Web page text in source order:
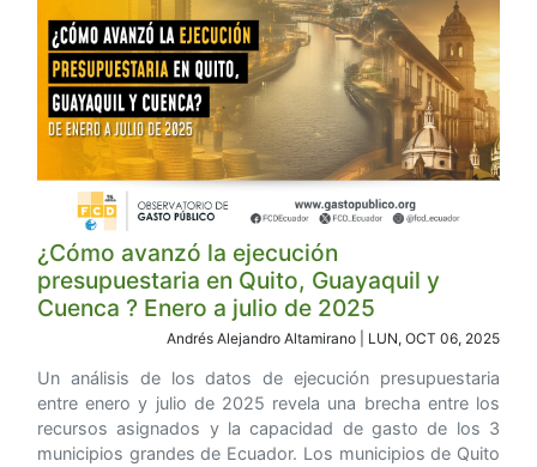
¿Cómo avanzó la ejecución
presupuestaria en Quito, Guayaquil y
Cuenca ? Enero a julio de 2025
Andrés Alejandro Altamirano | LUN, OCT 06, 2025
Un análisis de los datos de ejecución presupuestaria
entre enero y julio de 2025 revela una brecha entre los
recursos asignados y la capacidad de gasto de los 3
municipios grandes de Ecuador. Los municipios de Quito